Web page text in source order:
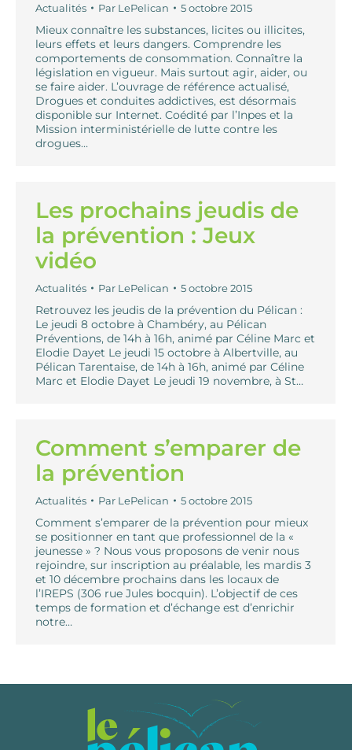
Actualités Par LePelican 5 octobre 2015
Mieux connaître les substances, licites ou illicites,
leurs effets et leurs dangers. Comprendre les
comportements de consommation. Connaître la
législation en vigueur. Mais surtout agir, aider, ou
se faire aider. L’ouvrage de référence actualisé,
Drogues et conduites addictives, est désormais
disponible sur Internet. Coédité par l’Inpes et la
Mission interministérielle de lutte contre les
drogues…
Les prochains jeudis de
la prévention : Jeux
vidéo
Actualités Par LePelican 5 octobre 2015
Retrouvez les jeudis de la prévention du Pélican :
Le jeudi 8 octobre à Chambéry, au Pélican
Préventions, de 14h à 16h, animé par Céline Marc et
Elodie Dayet Le jeudi 15 octobre à Albertville, au
Pélican Tarentaise, de 14h à 16h, animé par Céline
Marc et Elodie Dayet Le jeudi 19 novembre, à St…
Comment s’emparer de
la prévention
Actualités Par LePelican 5 octobre 2015
Comment s’emparer de la prévention pour mieux
se positionner en tant que professionnel de la «
jeunesse » ? Nous vous proposons de venir nous
rejoindre, sur inscription au préalable, les mardis 3
et 10 décembre prochains dans les locaux de
l’IREPS (306 rue Jules bocquin). L’objectif de ces
temps de formation et d’échange est d’enrichir
notre…